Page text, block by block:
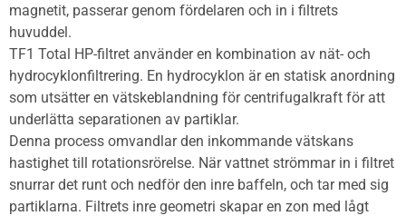
magnetit, passerar genom fördelaren och in i filtrets
huvuddel.
TF1 Total HP-filtret använder en kombination av nät- och
hydrocyklonfiltrering. En hydrocyklon är en statisk anordning
som utsätter en vätskeblandning för centrifugalkraft för att
underlätta separationen av partiklar.
Denna process omvandlar den inkommande vätskans
hastighet till rotationsrörelse. När vattnet strömmar in i filtret
snurrar det runt och nedför den inre baffeln, och tar med sig
partiklarna. Filtrets inre geometri skapar en zon med lågt